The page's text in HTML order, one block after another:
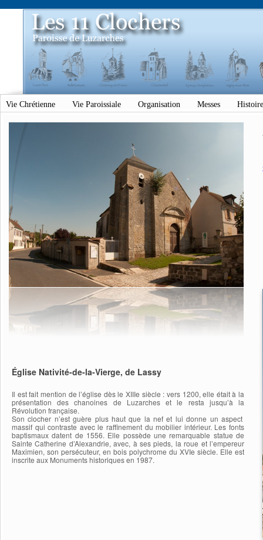
Vie Chrétienne Vie Paroissiale Organisation Messes
Il est fait mention de l’église dès le XIIIe siècle : vers 1200, elle était à la
présentation des chanoines de Luzarches et le resta jusqu’à la
Révolution française.
Son clocher n’est guère plus haut que la nef et lui donne un aspect
massif qui contraste avec le raffinement du mobilier intérieur. Les fonts
baptismaux datent de 1556. Elle possède une remarquable statue de
Sainte Catherine d’Alexandrie, avec, à ses pieds, la roue et l’empereur
Maximien, son persécuteur, en bois polychrome du XVIe siècle. Elle est
inscrite aux Monuments historiques en 1987.
Église Nativité-de-la-Vierge, de Lassy